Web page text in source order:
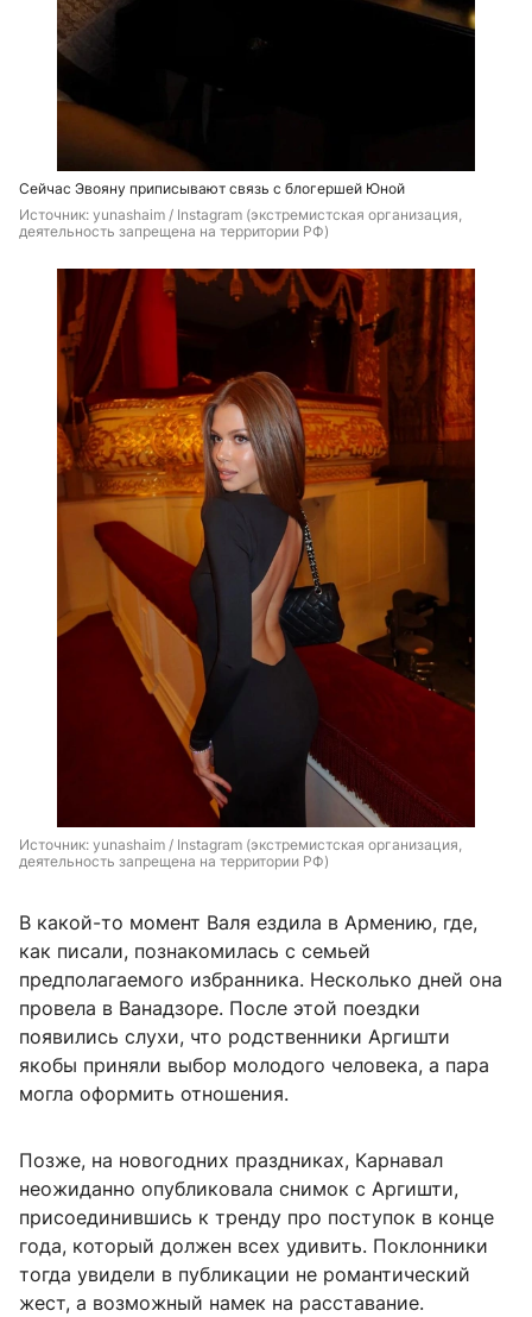
Сейчас Эвояну приписывают связь с блогершей Юной
Источник: yunashaim / Instagram (экстремистская организация,
деятельность запрещена на территории РФ)
Источник: yunashaim / Instagram (экстремистская организация,
деятельность запрещена на территории РФ)
В какой-то момент Валя ездила в Армению, где,
как писали, познакомилась с семьей
предполагаемого избранника. Несколько дней она
провела в Ванадзоре. После этой поездки
появились слухи, что родственники Аргишти
якобы приняли выбор молодого человека, а пара
могла оформить отношения.
Позже, на новогодних праздниках, Карнавал
неожиданно опубликовала снимок с Аргишти,
присоединившись к тренду про поступок в конце
года, который должен всех удивить. Поклонники
тогда увидели в публикации не романтический
жест, а возможный намек на расставание.